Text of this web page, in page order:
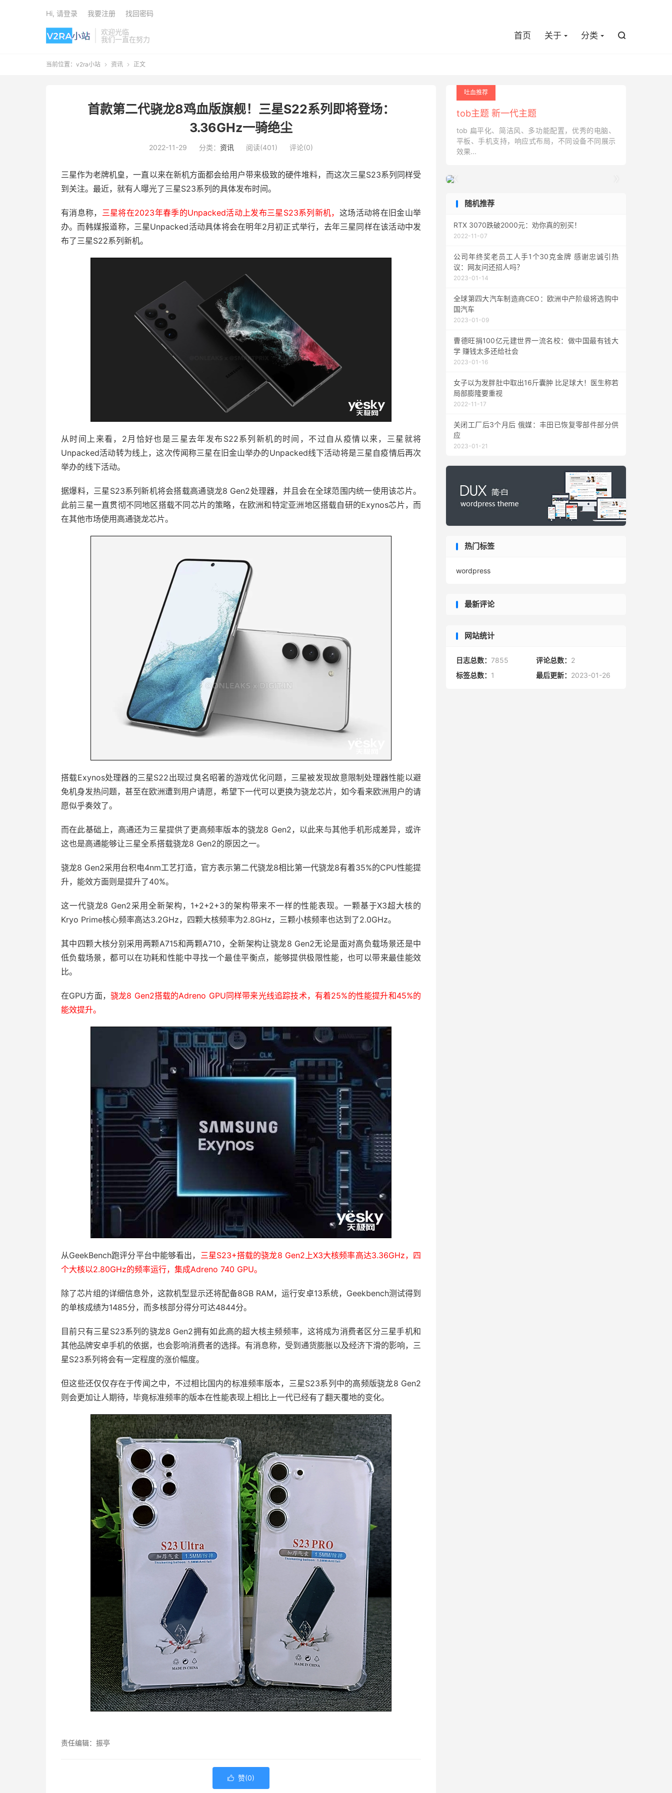
欢迎光临
我们一直在努力
首页 关于 分类 
Hi, 请登录 我要注册 找回密码
当前位置： v2ra小站  资讯  正文
首款第二代骁龙8鸡血版旗舰！三星S22系列即将登场：
3.36GHz一骑绝尘
2022-11-29 分类： 资讯 阅读(401) 评论(0)
三星作为老牌机皇，一直以来在新机方面都会给用户带来极致的硬件堆料，而这次三星S23系列同样受
到关注。最近，就有人曝光了三星S23系列的具体发布时间。
有消息称， 三星将在2023年春季的Unpacked活动上发布三星S23系列新机， 这场活动将在旧金山举
办。而韩媒报道称，三星Unpacked活动具体将会在明年2月初正式举行，去年三星同样在该活动中发
布了三星S22系列新机。
从时间上来看，2月恰好也是三星去年发布S22系列新机的时间，不过自从疫情以来，三星就将
Unpacked活动转为线上，这次传闻称三星在旧金山举办的Unpacked线下活动将是三星自疫情后再次
举办的线下活动。
据爆料，三星S23系列新机将会搭载高通骁龙8 Gen2处理器，并且会在全球范围内统一使用该芯片。
此前三星一直贯彻不同地区搭载不同芯片的策略，在欧洲和特定亚洲地区搭载自研的Exynos芯片，而
在其他市场使用高通骁龙芯片。
搭载Exynos处理器的三星S22出现过臭名昭著的游戏优化问题，三星被发现故意限制处理器性能以避
免机身发热问题，甚至在欧洲遭到用户请愿，希望下一代可以更换为骁龙芯片，如今看来欧洲用户的请
愿似乎奏效了。
而在此基础上，高通还为三星提供了更高频率版本的骁龙8 Gen2，以此来与其他手机形成差异，或许
这也是高通能够让三星全系搭载骁龙8 Gen2的原因之一。
骁龙8 Gen2采用台积电4nm工艺打造，官方表示第二代骁龙8相比第一代骁龙8有着35%的CPU性能提
升，能效方面则是提升了40%。
这一代骁龙8 Gen2采用全新架构，1+2+2+3的架构带来不一样的性能表现。一颗基于X3超大核的
Kryo Prime核心频率高达3.2GHz，四颗大核频率为2.8GHz，三颗小核频率也达到了2.0GHz。
其中四颗大核分别采用两颗A715和两颗A710，全新架构让骁龙8 Gen2无论是面对高负载场景还是中
低负载场景，都可以在功耗和性能中寻找一个最佳平衡点，能够提供极限性能，也可以带来最佳能效
比。
在GPU方面， 骁龙8 Gen2搭载的Adreno GPU同样带来光线追踪技术，有着25%的性能提升和45%的
能效提升。
从GeekBench跑评分平台中能够看出， 三星S23+搭载的骁龙8 Gen2上X3大核频率高达3.36GHz，四
个大核以2.80GHz的频率运行，集成Adreno 740 GPU。
除了芯片组的详细信息外，这款机型显示还将配备8GB RAM，运行安卓13系统，Geekbench测试得到
的单核成绩为1485分，而多核部分得分可达4844分。
目前只有三星S23系列的骁龙8 Gen2拥有如此高的超大核主频频率，这将成为消费者区分三星手机和
其他品牌安卓手机的依据，也会影响消费者的选择。有消息称，受到通货膨胀以及经济下滑的影响，三
星S23系列将会有一定程度的涨价幅度。
但这些还仅仅存在于传闻之中，不过相比国内的标准频率版本，三星S23系列中的高频版骁龙8 Gen2
则会更加让人期待，毕竟标准频率的版本在性能表现上相比上一代已经有了翻天覆地的变化。
责任编辑：振亭
 赞(0)
吐血推荐
tob主题 新一代主题
tob 扁平化、简洁风、多功能配置，优秀的电脑、
平板、手机支持，响应式布局，不同设备不同展示
效果...

随机推荐
RTX 3070跌破2000元：劝你真的别买！
2022-11-07
公司年终奖老员工人手1个30克金牌 感谢忠诚引热
议：网友问还招人吗？
2023-01-14
全球第四大汽车制造商CEO：欧洲中产阶级将选购中
国汽车
2023-01-09
曹德旺捐100亿元建世界一流名校：做中国最有钱大
学 赚钱太多还给社会
2023-01-16
女子以为发胖肚中取出16斤囊肿 比足球大！医生称若
局部膨隆要重视
2022-11-17
关闭工厂后3个月后 俄媒：丰田已恢复零部件部分供
应
2023-01-21
热门标签
wordpress
最新评论
网站统计
日志总数： 7855 评论总数： 2
标签总数： 1 最后更新： 2023-01-26